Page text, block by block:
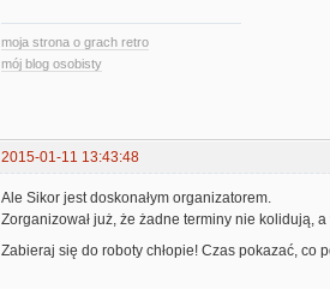
moja strona o grach retro
mój blog osobisty
2015-01-11 13:43:48
Ale Sikor jest doskonałym organizatorem.
Zorganizował już, że żadne terminy nie kolidują,
Zabieraj się do roboty chłopie! Czas pokazać, co